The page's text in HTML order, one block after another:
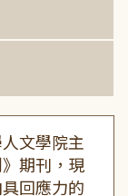
文學院主
期刊，現
回應力的